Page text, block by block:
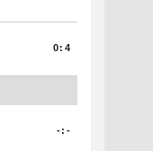
0:4
-:-